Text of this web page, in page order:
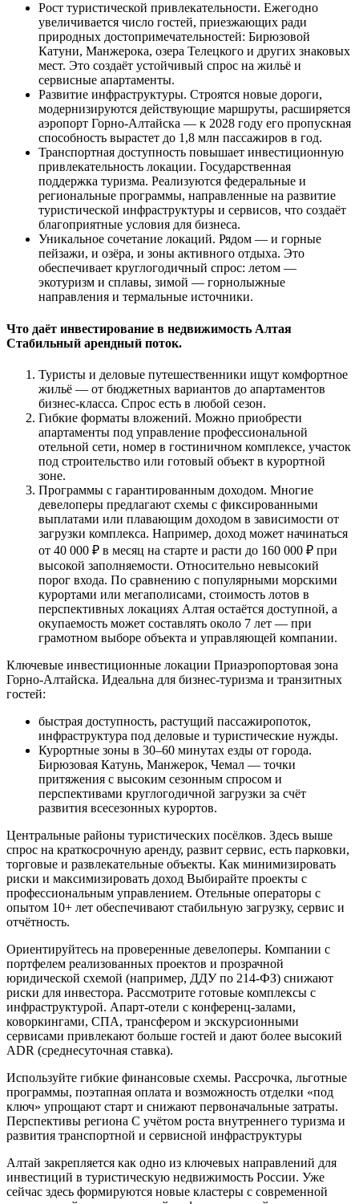
Рост туристической привлекательности. Ежегодно
увеличивается число гостей, приезжающих ради
природных достопримечательностей: Бирюзовой
Катуни, Манжерока, озера Телецкого и других знаковых
мест. Это создаёт устойчивый спрос на жильё и
сервисные апартаменты.
Развитие инфраструктуры. Строятся новые дороги,
модернизируются действующие маршруты, расширяется
аэропорт Горно-Алтайска — к 2028 году его пропускная
способность вырастет до 1,8 млн пассажиров в год.
Транспортная доступность повышает инвестиционную
привлекательность локации. Государственная
поддержка туризма. Реализуются федеральные и
региональные программы, направленные на развитие
туристической инфраструктуры и сервисов, что создаёт
благоприятные условия для бизнеса.
Уникальное сочетание локаций. Рядом — и горные
пейзажи, и озёра, и зоны активного отдыха. Это
обеспечивает круглогодичный спрос: летом —
экотуризм и сплавы, зимой — горнолыжные
направления и термальные источники.
Что даёт инвестирование в недвижимость Алтая
Стабильный арендный поток.
Туристы и деловые путешественники ищут комфортное
жильё — от бюджетных вариантов до апартаментов
бизнес-класса. Спрос есть в любой сезон.
Гибкие форматы вложений. Можно приобрести
апартаменты под управление профессиональной
отельной сети, номер в гостиничном комплексе, участок
под строительство или готовый объект в курортной
зоне.
Программы с гарантированным доходом. Многие
девелоперы предлагают схемы с фиксированными
выплатами или плавающим доходом в зависимости от
загрузки комплекса. Например, доход может начинаться
от 40 000 ₽ в месяц на старте и расти до 160 000 ₽ при
высокой заполняемости. Относительно невысокий
порог входа. По сравнению с популярными морскими
курортами или мегаполисами, стоимость лотов в
перспективных локациях Алтая остаётся доступной, а
окупаемость может составлять около 7 лет — при
грамотном выборе объекта и управляющей компании.
Ключевые инвестиционные локации Приаэропортовая зона
Горно-Алтайска. Идеальна для бизнес-туризма и транзитных
гостей:
быстрая доступность, растущий пассажиропоток,
инфраструктура под деловые и туристические нужды.
Курортные зоны в 30–60 минутах езды от города.
Бирюзовая Катунь, Манжерок, Чемал — точки
притяжения с высоким сезонным спросом и
перспективами круглогодичной загрузки за счёт
развития всесезонных курортов.
Центральные районы туристических посёлков. Здесь выше
спрос на краткосрочную аренду, развит сервис, есть парковки,
торговые и развлекательные объекты. Как минимизировать
риски и максимизировать доход Выбирайте проекты с
профессиональным управлением. Отельные операторы с
опытом 10+ лет обеспечивают стабильную загрузку, сервис и
отчётность.
Ориентируйтесь на проверенные девелоперы. Компании с
портфелем реализованных проектов и прозрачной
юридической схемой (например, ДДУ по 214‑ФЗ) снижают
риски для инвестора. Рассмотрите готовые комплексы с
инфраструктурой. Апарт-отели с конференц-залами,
коворкингами, СПА, трансфером и экскурсионными
сервисами привлекают больше гостей и дают более высокий
ADR (среднесуточная ставка).
Используйте гибкие финансовые схемы. Рассрочка, льготные
программы, поэтапная оплата и возможность отделки «под
ключ» упрощают старт и снижают первоначальные затраты.
Перспективы региона С учётом роста внутреннего туризма и
развития транспортной и сервисной инфраструктуры
Алтай закрепляется как одно из ключевых направлений для
инвестиций в туристическую недвижимость России. Уже
сейчас здесь формируются новые кластеры с современной